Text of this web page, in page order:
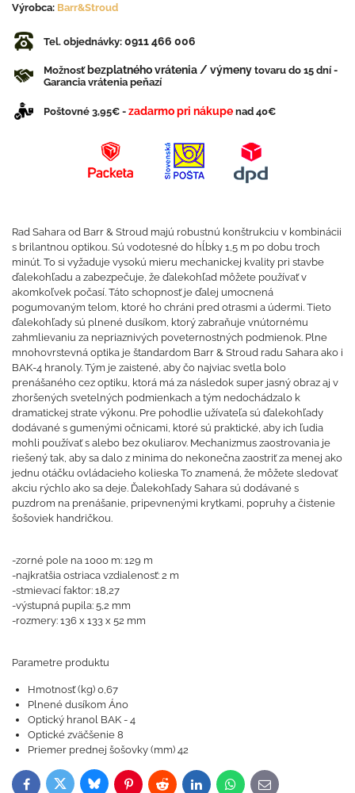
Výrobca: Barr&Stroud
Tel. objednávky: 0911 466 006
Možnosťbezplatného vrátenia / výmeny tovaru do 15 dní -
Garancia vrátenia peňazí
Poštovné 3,95€ - zadarmo pri nákupe nad 40€
Rad Sahara od Barr & Stroud majú robustnú konštrukciu v kombinácii
s brilantnou optikou. Sú vodotesné do hĺbky 1,5 m po dobu troch
minút. To si vyžaduje vysokú mieru mechanickej kvality pri stavbe
ďalekohľadu a zabezpečuje, že ďalekohľad môžete používať v
akomkoľvek počasí. Táto schopnosť je ďalej umocnená
pogumovaným telom, ktoré ho chráni pred otrasmi a údermi. Tieto
ďalekohľady sú plnené dusíkom, ktorý zabraňuje vnútornému
zahmlievaniu za nepriaznivých poveternostných podmienok. Plne
mnohovrstevná optika je štandardom Barr & Stroud radu Sahara ako i
BAK-4 hranoly. Tým je zaistené, aby čo najviac svetla bolo
prenášaného cez optiku, ktorá má za následok super jasný obraz aj v
zhoršených svetelných podmienkach a tým nedochádzalo k
dramatickej strate výkonu. Pre pohodlie užívateľa sú ďalekohľady
dodávané s gumenými očnicami, ktoré sú praktické, aby ich ľudia
mohli používať s alebo bez okuliarov. Mechanizmus zaostrovania je
riešený tak, aby sa dalo z minima do nekonečna zaostriť za menej ako
jednu otáčku ovládacieho kolieska To znamená, že môžete sledovať
akciu rýchlo ako sa deje. Ďalekohľady Sahara sú dodávané s
puzdrom na prenášanie, pripevnenými krytkami, popruhy a čistenie
šošoviek handričkou.
-zorné pole na 1000 m: 129 m
-najkratšia ostriaca vzdialenosť: 2 m
-stmievací faktor: 18,27
-výstupná pupila: 5,2 mm
-rozmery: 136 x 133 x 52 mm
Parametre produktu
Hmotnosť (kg) 0,67
Plnené dusíkom Áno
Optický hranol BAK - 4
Optické zväčšenie 8
Priemer prednej šošovky (mm) 42
FacebookTwitterBlueskyPinterestReddit LinkedInWhatsApp
E-